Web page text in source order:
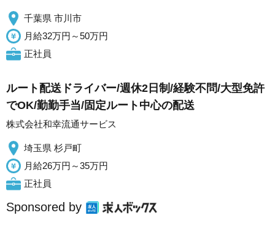
千葉県 市川市
月給32万円～50万円
正社員
ルート配送ドライバー/週休2日制/経験不問/大型免許
でOK/勤勤手当/固定ルート中心の配送
株式会社和幸流通サービス
埼玉県 杉戸町
月給26万円～35万円
正社員
Sponsored by